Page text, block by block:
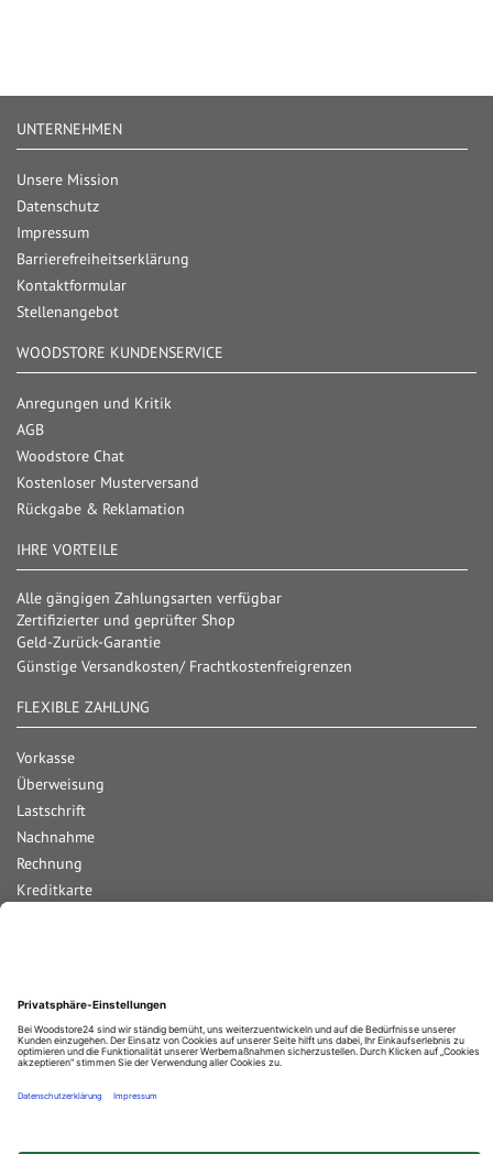
UNTERNEHMEN
Unsere Mission
Datenschutz
Impressum
Barrierefreiheitserklärung
Kontaktformular
Stellenangebot
WOODSTORE KUNDENSERVICE
Anregungen und Kritik
AGB
Woodstore Chat
Kostenloser Musterversand
Rückgabe & Reklamation
IHRE VORTEILE
Alle gängigen Zahlungsarten verfügbar
Zertifizierter und geprüfter Shop
Geld-Zurück-Garantie
Günstige Versandkosten/ Frachtkostenfreigrenzen
FLEXIBLE ZAHLUNG
Vorkasse
Überweisung
Lastschrift
Nachnahme
Rechnung
Kreditkarte